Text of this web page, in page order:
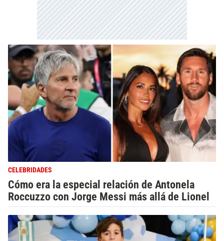
CELEBRIDADES
Cómo era la especial relación de Antonela
Roccuzzo con Jorge Messi más allá de Lionel